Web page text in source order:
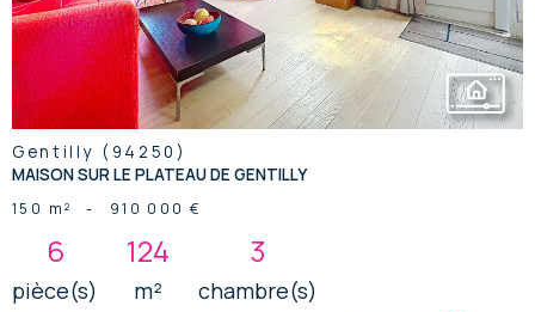
Gentilly (94250)
MAISON SUR LE PLATEAU DE GENTILLY
150 m² - 910 000 €
6
pièce(s)
124
m²
3
chambre(s)